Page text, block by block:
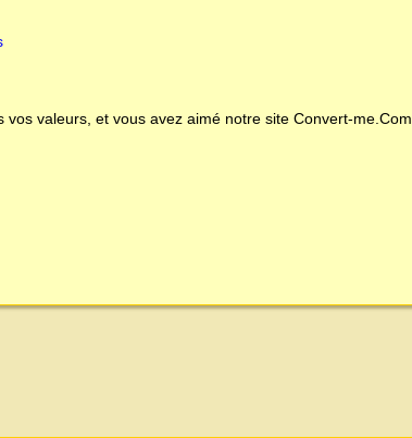
valeurs, et vous avez aimé notre site Convert-me.Com